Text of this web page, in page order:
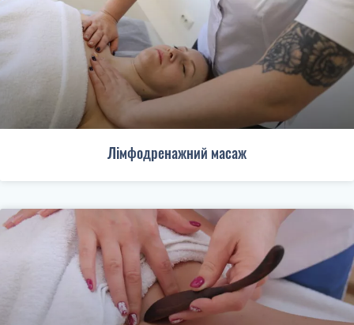
Лімфодренажний масаж